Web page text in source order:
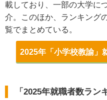
載しており、一部の大学に
介。このほか、ランキング
覧でまとめている。
2025年「小学校教諭」
「2025年就職者数ラン